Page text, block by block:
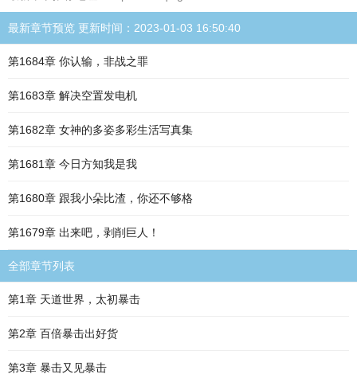
最新章节预览 更新时间：2023-01-03 16:50:40
第1684章 你认输，非战之罪
第1683章 解决空置发电机
第1682章 女神的多姿多彩生活写真集
第1681章 今日方知我是我
第1680章 跟我小朵比渣，你还不够格
第1679章 出来吧，剥削巨人！
全部章节列表
第1章 天道世界，太初暴击
第2章 百倍暴击出好货
第3章 暴击又见暴击